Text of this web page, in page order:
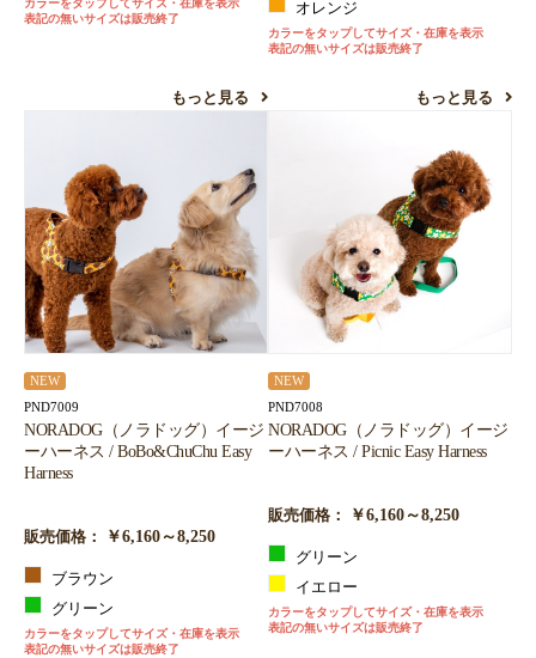
カラーをタップしてサイズ・在庫を表示
表記の無いサイズは販売終了
もっと見る
オレンジ
カラーをタップしてサイズ・在庫を表示
表記の無いサイズは販売終了
もっと見る
NEW
PND7009
NORADOG（ノラドッグ）イージ
ーハーネス / BoBo&ChuChu Easy
Harness
販売価格： ￥6,160～8,250
ブラウン
グリーン
カラーをタップしてサイズ・在庫を表示
表記の無いサイズは販売終了
NEW
PND7008
NORADOG（ノラドッグ）イージ
ーハーネス / Picnic Easy Harness
販売価格： ￥6,160～8,250
グリーン
イエロー
カラーをタップしてサイズ・在庫を表示
表記の無いサイズは販売終了